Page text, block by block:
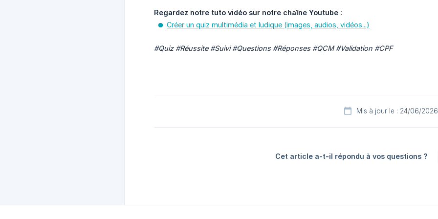
Regardez notre tuto vidéo sur notre chaîne Youtube :
Créer un quiz multimédia et ludique (images, audios, vidéos...)
#Quiz #Réussite #Suivi #Questions #Réponses #QCM #Validation #CPF
Mis à jour le : 24/06/2026
Cet article a-t-il répondu à vos questions ?